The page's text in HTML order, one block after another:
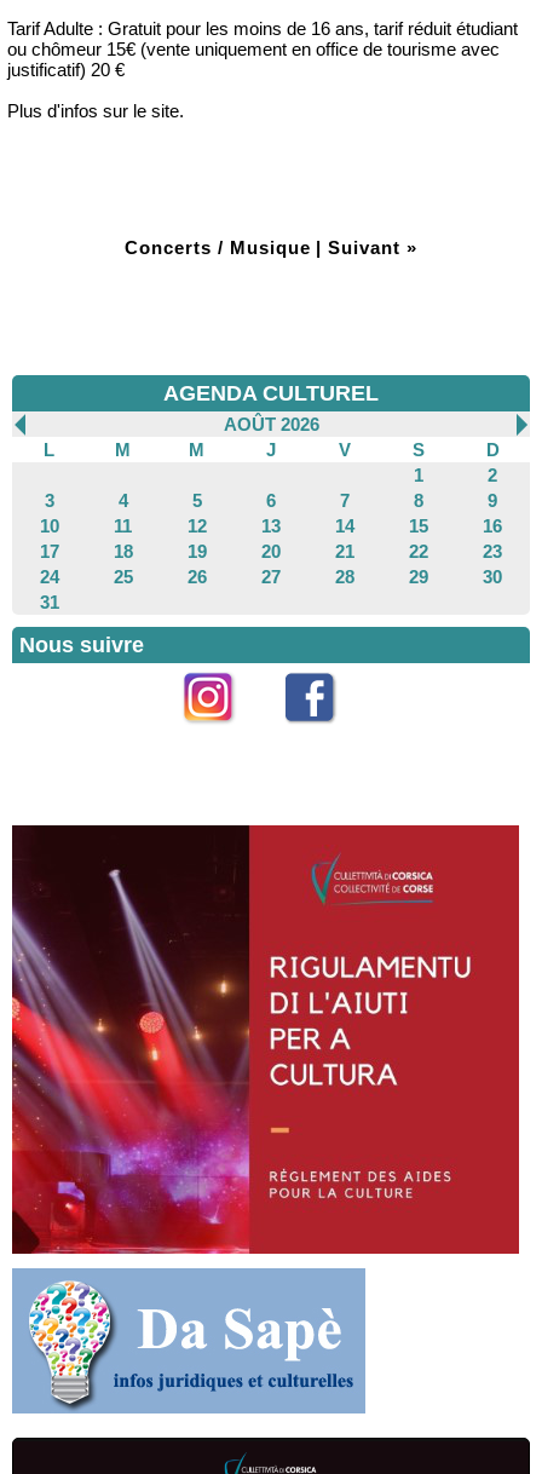
Tarif Adulte : Gratuit pour les moins de 16 ans, tarif réduit étudiant
ou chômeur 15€ (vente uniquement en office de tourisme avec
justificatif) 20 €
Plus d'infos sur le site.
Concerts / Musique | Suivant »
AGENDA CULTUREL
AOÛT 2026
L
M M J V S
D
1
2
3
4 5 6 7 8
9
10
11 12 13 14 15
16
17
18 19 20 21 22
23
24
25 26 27 28 29
30
31
Nous suivre